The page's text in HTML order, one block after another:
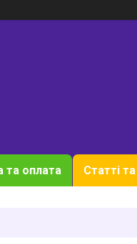
та оплата Статті